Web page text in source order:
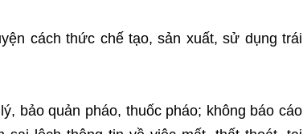
cách thức chế tạo, sản xuất, sử dụng trái
bảo quản pháo, thuốc pháo; không báo cáo